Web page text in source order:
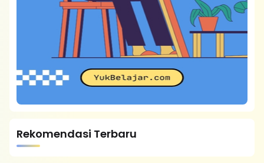
Rekomendasi Terbaru